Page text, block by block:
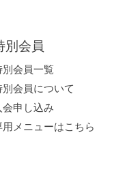
別会員
別会員一覧
別会員について
会申し込み
用メニューはこちら